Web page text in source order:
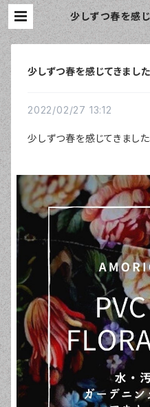
少しずつ春を感
しゃれなエプ
（アモリコ）☆イ
少しずつ春を感じてきました
2022/02/27 13:12
少しずつ春を感じてきました